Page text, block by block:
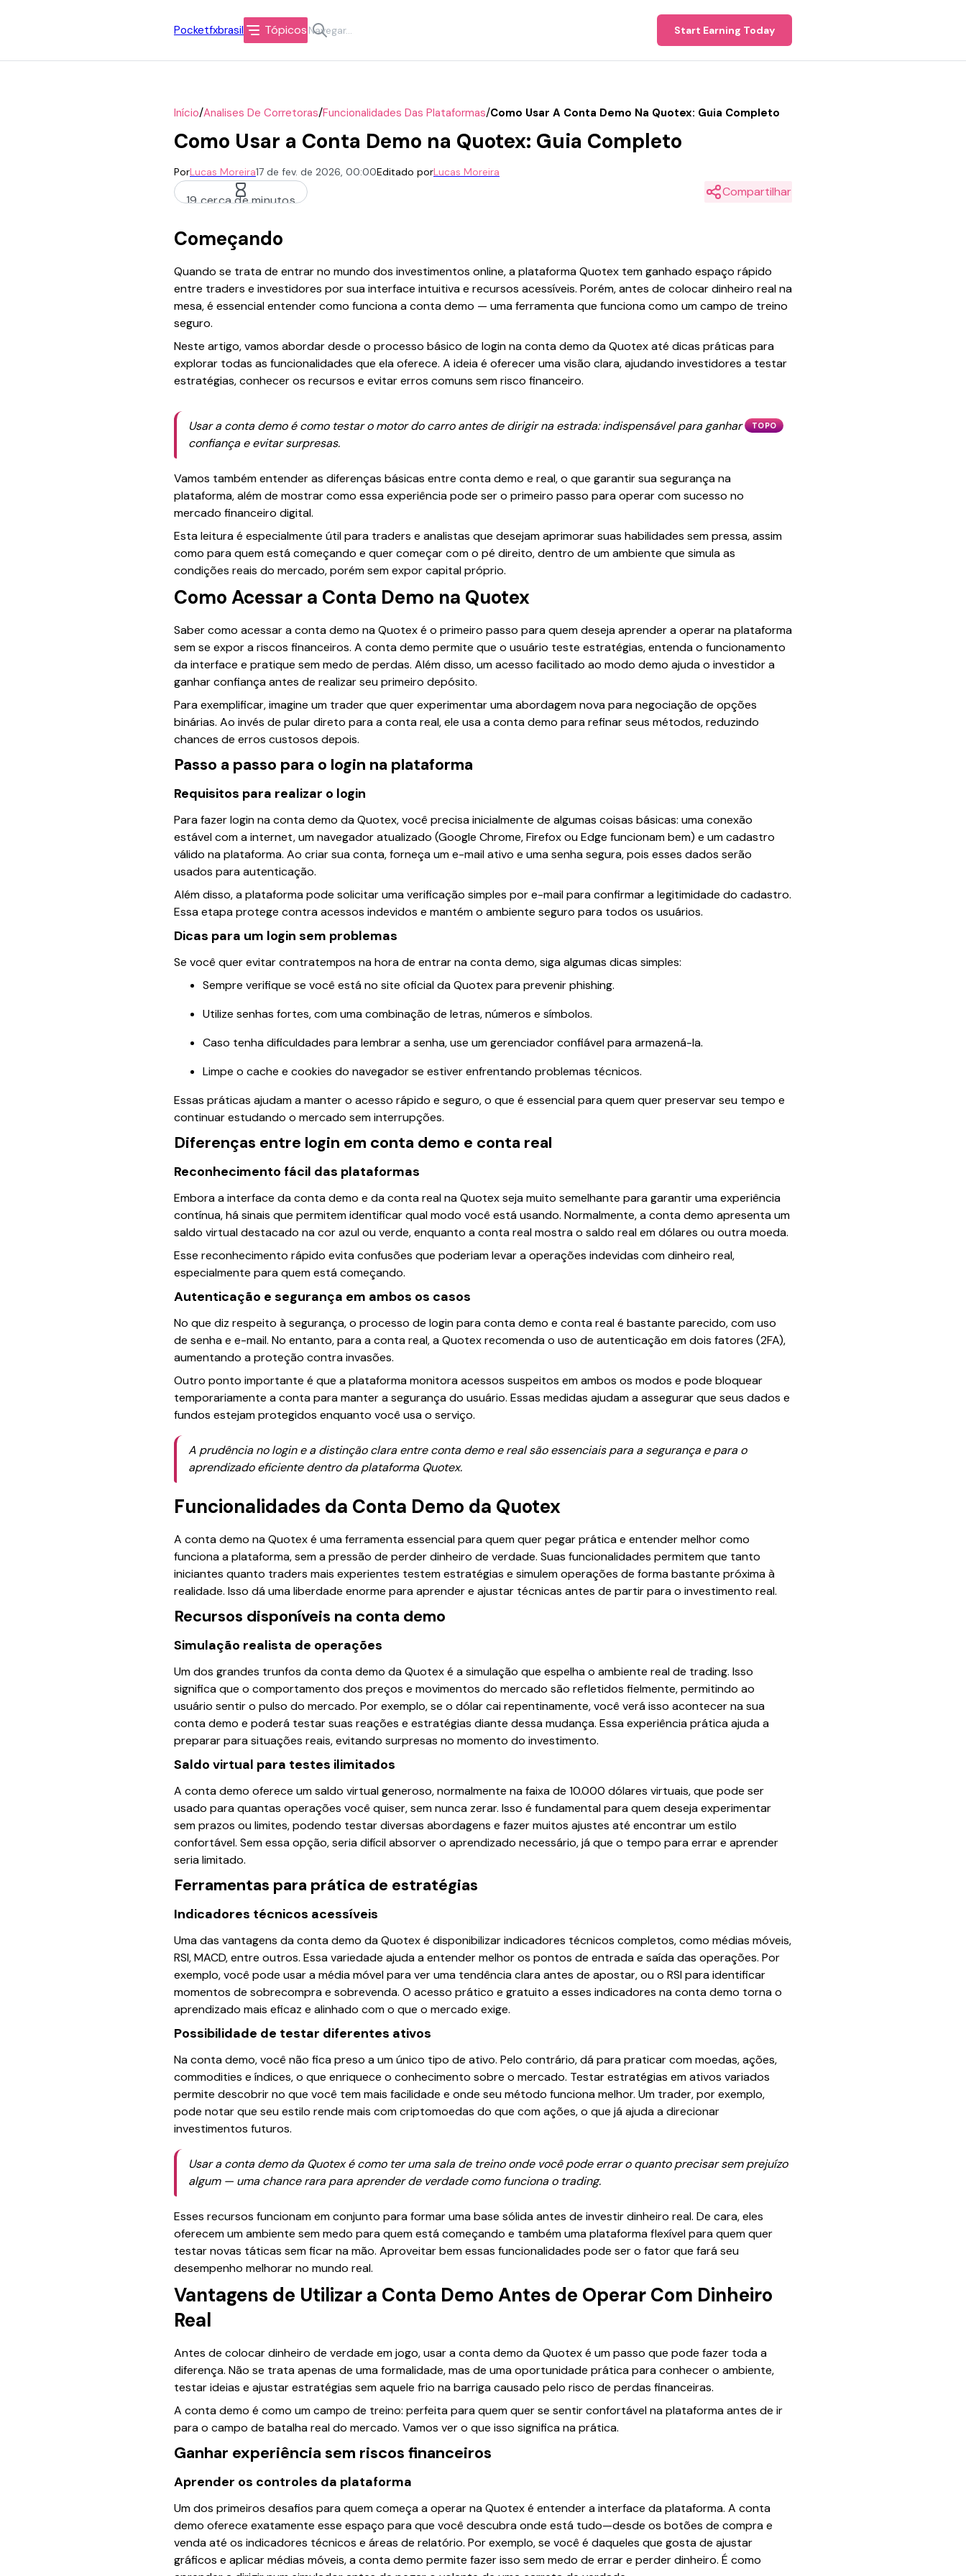
Pocketfxbrasil Tópicos Start Earning Today
Início/Analises De Corretoras/Funcionalidades Das Plataformas/Como Usar A Conta Demo Na Quotex: Guia Completo
Como Usar a Conta Demo na Quotex: Guia Completo
PorLucas Moreira17 de fev. de 2026, 00:00Editado porLucas Moreira
19 cerca de minutos
Compartilhar
Começando
Quando se trata de entrar no mundo dos investimentos online, a plataforma Quotex tem ganhado espaço rápido
entre traders e investidores por sua interface intuitiva e recursos acessíveis. Porém, antes de colocar dinheiro real na
mesa, é essencial entender como funciona a conta demo — uma ferramenta que funciona como um campo de treino
seguro.
Neste artigo, vamos abordar desde o processo básico de login na conta demo da Quotex até dicas práticas para
explorar todas as funcionalidades que ela oferece. A ideia é oferecer uma visão clara, ajudando investidores a testar
estratégias, conhecer os recursos e evitar erros comuns sem risco financeiro.
TOPO
Usar a conta demo é como testar o motor do carro antes de dirigir na estrada: indispensável para ganhar
confiança e evitar surpresas.
Vamos também entender as diferenças básicas entre conta demo e real, o que garantir sua segurança na
plataforma, além de mostrar como essa experiência pode ser o primeiro passo para operar com sucesso no
mercado financeiro digital.
Esta leitura é especialmente útil para traders e analistas que desejam aprimorar suas habilidades sem pressa, assim
como para quem está começando e quer começar com o pé direito, dentro de um ambiente que simula as
condições reais do mercado, porém sem expor capital próprio.
Como Acessar a Conta Demo na Quotex
Saber como acessar a conta demo na Quotex é o primeiro passo para quem deseja aprender a operar na plataforma
sem se expor a riscos financeiros. A conta demo permite que o usuário teste estratégias, entenda o funcionamento
da interface e pratique sem medo de perdas. Além disso, um acesso facilitado ao modo demo ajuda o investidor a
ganhar confiança antes de realizar seu primeiro depósito.
Para exemplificar, imagine um trader que quer experimentar uma abordagem nova para negociação de opções
binárias. Ao invés de pular direto para a conta real, ele usa a conta demo para refinar seus métodos, reduzindo
chances de erros custosos depois.
Passo a passo para o login na plataforma
Requisitos para realizar o login
Para fazer login na conta demo da Quotex, você precisa inicialmente de algumas coisas básicas: uma conexão
estável com a internet, um navegador atualizado (Google Chrome, Firefox ou Edge funcionam bem) e um cadastro
válido na plataforma. Ao criar sua conta, forneça um e-mail ativo e uma senha segura, pois esses dados serão
usados para autenticação.
Além disso, a plataforma pode solicitar uma verificação simples por e-mail para confirmar a legitimidade do cadastro.
Essa etapa protege contra acessos indevidos e mantém o ambiente seguro para todos os usuários.
Dicas para um login sem problemas
Se você quer evitar contratempos na hora de entrar na conta demo, siga algumas dicas simples:
Sempre verifique se você está no site oficial da Quotex para prevenir phishing.
Utilize senhas fortes, com uma combinação de letras, números e símbolos.
Caso tenha dificuldades para lembrar a senha, use um gerenciador confiável para armazená-la.
Limpe o cache e cookies do navegador se estiver enfrentando problemas técnicos.
Essas práticas ajudam a manter o acesso rápido e seguro, o que é essencial para quem quer preservar seu tempo e
continuar estudando o mercado sem interrupções.
Diferenças entre login em conta demo e conta real
Reconhecimento fácil das plataformas
Embora a interface da conta demo e da conta real na Quotex seja muito semelhante para garantir uma experiência
contínua, há sinais que permitem identificar qual modo você está usando. Normalmente, a conta demo apresenta um
saldo virtual destacado na cor azul ou verde, enquanto a conta real mostra o saldo real em dólares ou outra moeda.
Esse reconhecimento rápido evita confusões que poderiam levar a operações indevidas com dinheiro real,
especialmente para quem está começando.
Autenticação e segurança em ambos os casos
No que diz respeito à segurança, o processo de login para conta demo e conta real é bastante parecido, com uso
de senha e e-mail. No entanto, para a conta real, a Quotex recomenda o uso de autenticação em dois fatores (2FA),
aumentando a proteção contra invasões.
Outro ponto importante é que a plataforma monitora acessos suspeitos em ambos os modos e pode bloquear
temporariamente a conta para manter a segurança do usuário. Essas medidas ajudam a assegurar que seus dados e
fundos estejam protegidos enquanto você usa o serviço.
A prudência no login e a distinção clara entre conta demo e real são essenciais para a segurança e para o
aprendizado eficiente dentro da plataforma Quotex.
Funcionalidades da Conta Demo da Quotex
A conta demo na Quotex é uma ferramenta essencial para quem quer pegar prática e entender melhor como
funciona a plataforma, sem a pressão de perder dinheiro de verdade. Suas funcionalidades permitem que tanto
iniciantes quanto traders mais experientes testem estratégias e simulem operações de forma bastante próxima à
realidade. Isso dá uma liberdade enorme para aprender e ajustar técnicas antes de partir para o investimento real.
Recursos disponíveis na conta demo
Simulação realista de operações
Um dos grandes trunfos da conta demo da Quotex é a simulação que espelha o ambiente real de trading. Isso
significa que o comportamento dos preços e movimentos do mercado são refletidos fielmente, permitindo ao
usuário sentir o pulso do mercado. Por exemplo, se o dólar cai repentinamente, você verá isso acontecer na sua
conta demo e poderá testar suas reações e estratégias diante dessa mudança. Essa experiência prática ajuda a
preparar para situações reais, evitando surpresas no momento do investimento.
Saldo virtual para testes ilimitados
A conta demo oferece um saldo virtual generoso, normalmente na faixa de 10.000 dólares virtuais, que pode ser
usado para quantas operações você quiser, sem nunca zerar. Isso é fundamental para quem deseja experimentar
sem prazos ou limites, podendo testar diversas abordagens e fazer muitos ajustes até encontrar um estilo
confortável. Sem essa opção, seria difícil absorver o aprendizado necessário, já que o tempo para errar e aprender
seria limitado.
Ferramentas para prática de estratégias
Indicadores técnicos acessíveis
Uma das vantagens da conta demo da Quotex é disponibilizar indicadores técnicos completos, como médias móveis,
RSI, MACD, entre outros. Essa variedade ajuda a entender melhor os pontos de entrada e saída das operações. Por
exemplo, você pode usar a média móvel para ver uma tendência clara antes de apostar, ou o RSI para identificar
momentos de sobrecompra e sobrevenda. O acesso prático e gratuito a esses indicadores na conta demo torna o
aprendizado mais eficaz e alinhado com o que o mercado exige.
Possibilidade de testar diferentes ativos
Na conta demo, você não fica preso a um único tipo de ativo. Pelo contrário, dá para praticar com moedas, ações,
commodities e índices, o que enriquece o conhecimento sobre o mercado. Testar estratégias em ativos variados
permite descobrir no que você tem mais facilidade e onde seu método funciona melhor. Um trader, por exemplo,
pode notar que seu estilo rende mais com criptomoedas do que com ações, o que já ajuda a direcionar
investimentos futuros.
Usar a conta demo da Quotex é como ter uma sala de treino onde você pode errar o quanto precisar sem prejuízo
algum — uma chance rara para aprender de verdade como funciona o trading.
Esses recursos funcionam em conjunto para formar uma base sólida antes de investir dinheiro real. De cara, eles
oferecem um ambiente sem medo para quem está começando e também uma plataforma flexível para quem quer
testar novas táticas sem ficar na mão. Aproveitar bem essas funcionalidades pode ser o fator que fará seu
desempenho melhorar no mundo real.
Vantagens de Utilizar a Conta Demo Antes de Operar Com Dinheiro
Real
Antes de colocar dinheiro de verdade em jogo, usar a conta demo da Quotex é um passo que pode fazer toda a
diferença. Não se trata apenas de uma formalidade, mas de uma oportunidade prática para conhecer o ambiente,
testar ideias e ajustar estratégias sem aquele frio na barriga causado pelo risco de perdas financeiras.
A conta demo é como um campo de treino: perfeita para quem quer se sentir confortável na plataforma antes de ir
para o campo de batalha real do mercado. Vamos ver o que isso significa na prática.
Ganhar experiência sem riscos financeiros
Aprender os controles da plataforma
Um dos primeiros desafios para quem começa a operar na Quotex é entender a interface da plataforma. A conta
demo oferece exatamente esse espaço para que você descubra onde está tudo—desde os botões de compra e
venda até os indicadores técnicos e áreas de relatório. Por exemplo, se você é daqueles que gosta de ajustar
gráficos e aplicar médias móveis, a conta demo permite fazer isso sem medo de errar e perder dinheiro. É como